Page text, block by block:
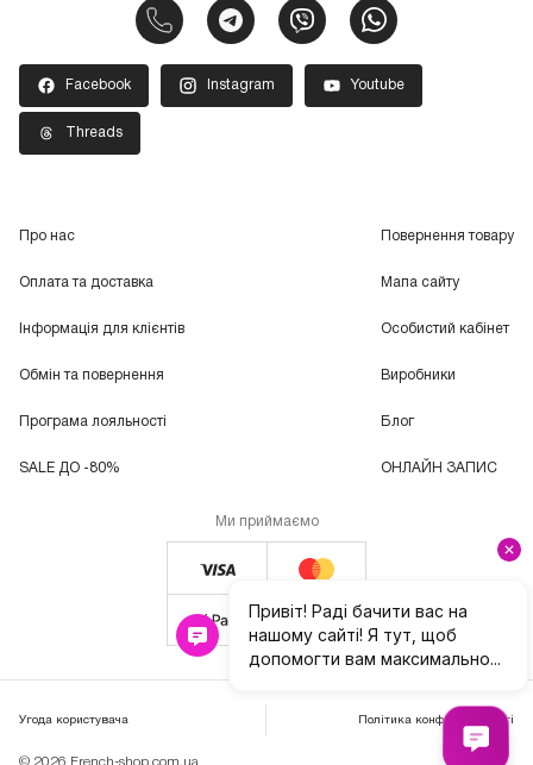
Facebook Instagram Youtube
Threads
Про нас
Оплата та доставка
Інформація для клієнтів
Обмін та повернення
Програма лояльності
SALE ДО -80%
Повернення товару
Мапа сайту
Особистий кабінет
Виробники
Блог
ОНЛАЙН ЗАПИС
Ми приймаємо
© 2026 French-shop.com.ua
Угода користувача Політика конфіденційності